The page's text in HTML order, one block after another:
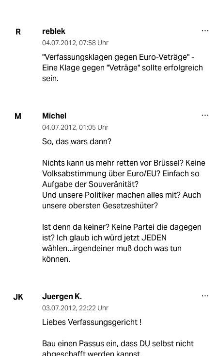
R reblek
04.07.2012, 07:58 Uhr
"Verfassungsklagen gegen Euro-Veträge" -
Eine Klage gegen "Veträge" sollte erfolgreich
sein.
M Michel
04.07.2012, 01:05 Uhr
So, das wars dann?
Nichts kann us mehr retten vor Brüssel? Keine
Volksabstimmung über Euro/EU? Einfach so
Aufgabe der Souveränität?
Und unsere Politiker machen alles mit? Auch
unsere obersten Gesetzeshüter?
Ist denn da keiner? Keine Partei die dagegen
ist? Ich glaub ich würd jetzt JEDEN
wählen...irgendeiner muß doch was tun
können.
JK Juergen K.
03.07.2012, 22:22 Uhr
Liebes Verfassungsgericht !
Bau einen Passus ein, dass DU selbst nicht